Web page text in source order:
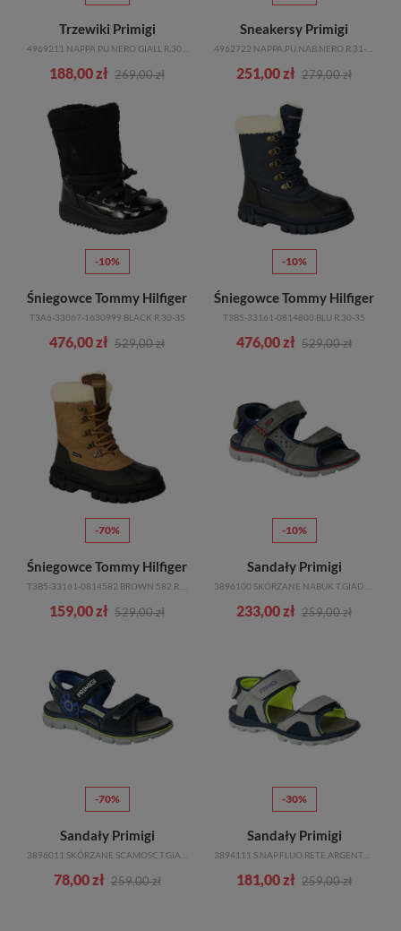
Trzewiki Primigi
188,00 zł 269,00 zł
Sneakersy Primigi
4962722 NAPPA.PU.NAB.NERO R.31-36
251,00 zł 279,00 zł
-10%
Śniegowce Tommy Hilfiger
T3A6-33067-1630999 BLACK R.30-35
476,00 zł 529,00 zł
-10%
Śniegowce Tommy Hilfiger
T3B5-33161-0814800 BLU R.30-35
476,00 zł 529,00 zł
-70%
Śniegowce Tommy Hilfiger
159,00 zł 529,00 zł
-10%
Sandały Primigi
233,00 zł 259,00 zł
-70%
Sandały Primigi
78,00 zł 259,00 zł
-30%
Sandały Primigi
3894111 S.NAP.FLUO.RETE.ARGENTO R.27-35
181,00 zł 259,00 zł